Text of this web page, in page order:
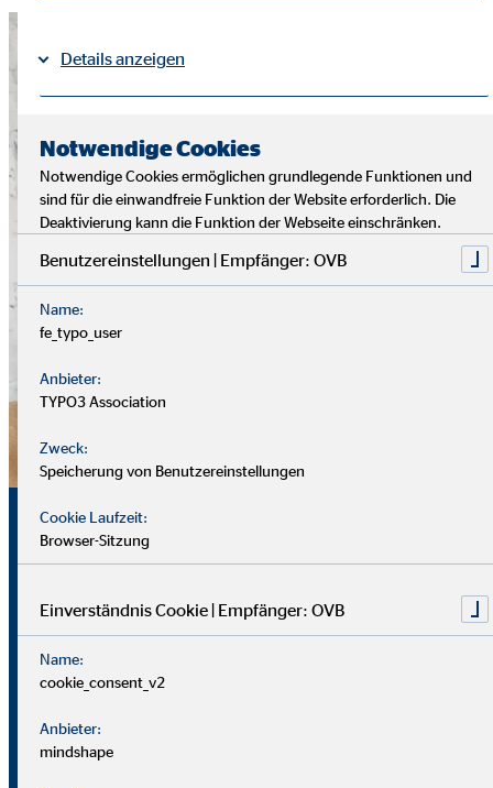
Sicherheit, Chancen und
echte Perspektiven
Für uns zählt nicht dein Lebenslauf, sondern wer du bist und
was du erreichen möchtest. Wichtiger sind deine
zwischenmenschlichen und persönlichen Stärken.
Du solltest offen, kontaktfreudig und freundlich auftreten
Details anzeigen
Notwendige Cookies
Notwendige Cookies ermöglichen grundlegende Funktionen und
sind für die einwandfreie Funktion der Website erforderlich. Die
Deaktivierung kann die Funktion der Webseite einschränken.
Benutzereinstellungen | Empfänger: OVB
Name:
fe_typo_user
Anbieter:
TYPO3 Association
Zweck:
Speicherung von Benutzereinstellungen
Cookie Laufzeit:
Browser-Sitzung
Einverständnis Cookie | Empfänger: OVB
Name:
cookie_consent_v2
Anbieter:
mindshape